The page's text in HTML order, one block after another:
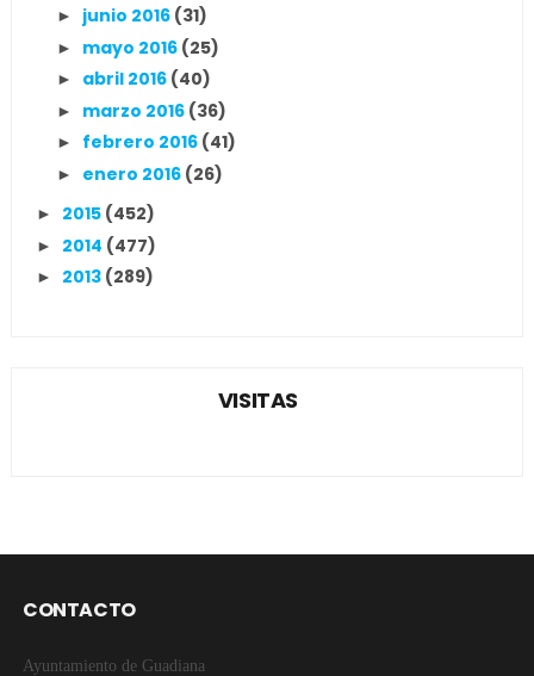
► junio 2016 (31)
► mayo 2016 (25)
► abril 2016 (40)
► marzo 2016 (36)
► febrero 2016 (41)
► enero 2016 (26)
► 2015 (452)
► 2014 (477)
► 2013 (289)
VISITAS
CONTACTO
Ayuntamiento de Guadiana